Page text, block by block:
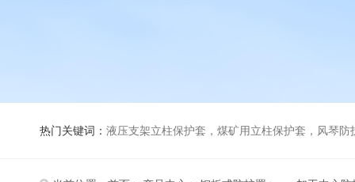
热门关键词： 液压支架立柱保护套，煤矿用立柱保护套，风琴